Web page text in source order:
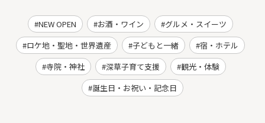
NEW OPEN お酒・ワイン
グルメ・スイーツ
ロケ地・聖地・世界遺産
子どもと一緒
宿・ホテル
寺院・神社
深草子育て支援
観光・体験
誕生日・お祝い・記念日